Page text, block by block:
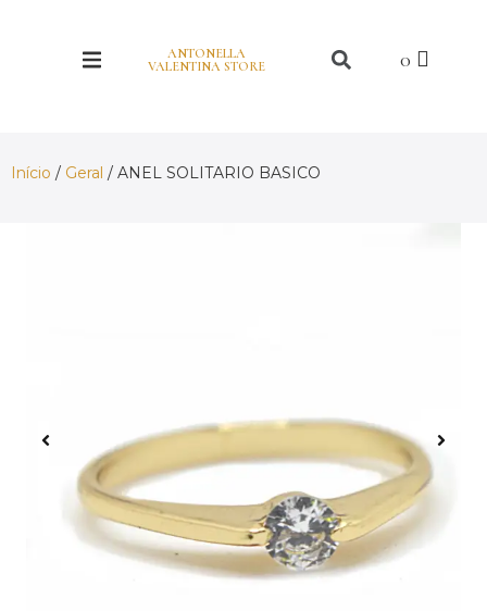
ANTONELLA
VALENTINA STORE
Início / Geral / ANEL SOLITARIO BASICO